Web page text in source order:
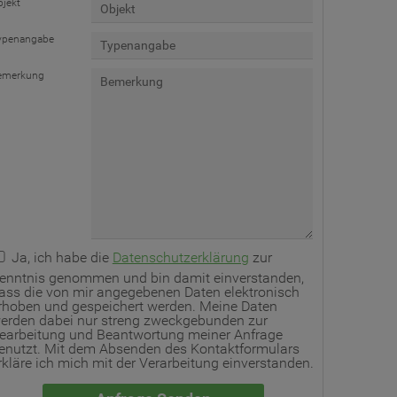
Ja, ich habe die Datenschutzerklärung zur
genommen und bin damit einverstanden,
die von mir angegebenen Daten elektronisch
und gespeichert werden. Meine Daten
dabei nur streng zweckgebunden zur
und Beantwortung meiner Anfrage
Mit dem Absenden des Kontaktformulars
ich mich mit der Verarbeitung einverstanden.